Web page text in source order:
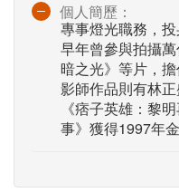
個人簡歷：
專事燈光職務，
早年曾參與拍攝
暗之光》等片，
影師作品則有林
《痞子英雄：黎
事》獲得1997年